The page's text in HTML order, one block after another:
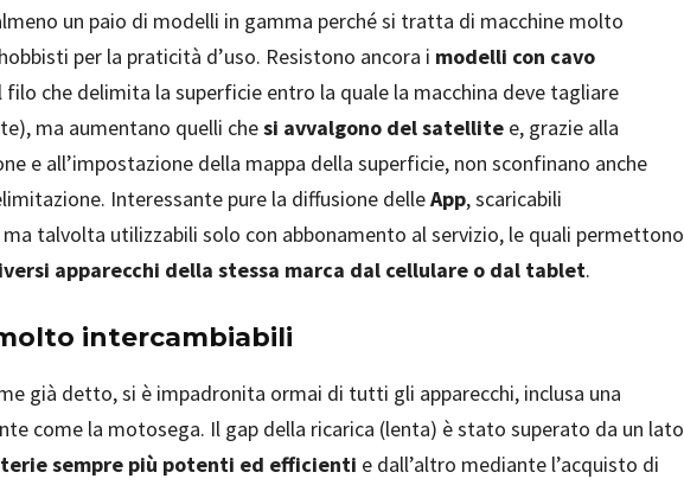
un paio di modelli in gamma perché si tratta di macchine molto
per la praticità d’uso. Resistono ancora i modelli con cavo
filo che delimita la superficie entro la quale la macchina deve tagliare
ma aumentano quelli chesi avvalgono del satellite e, grazie alla
e all’impostazione della mappa della superficie, non sconfinano anche
Interessante pure la diffusione delleApp, scaricabili
talvolta utilizzabili solo con abbonamento al servizio, le quali permettono
apparecchi della stessa marca dal cellulare o dal tablet.
intercambiabili
già detto, si è impadronita ormai di tutti gli apparecchi, inclusa una
come la motosega. Il gap della ricarica (lenta) è stato superato da un lato
sempre più potenti ed efficienti e dall’altro mediante l’acquisto di